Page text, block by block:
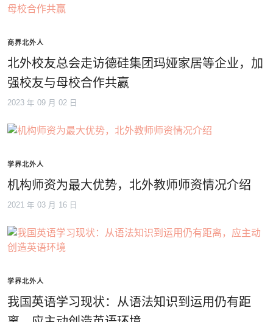
商界北外人
北外校友总会走访德硅集团玛娅家居等企业，加
强校友与母校合作共赢
2023 年 09 月 02 日
学界北外人
机构师资为最大优势，北外教师师资情况介绍
2021 年 03 月 16 日
学界北外人
我国英语学习现状：从语法知识到运用仍有距